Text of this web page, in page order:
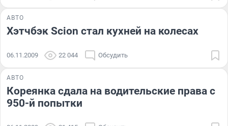
АВТО
Хэтчбэк Scion стал кухней на колесах
06.11.2009 22 044 Обсудить
АВТО
Кореянка сдала на водительские права с
950-й попытки